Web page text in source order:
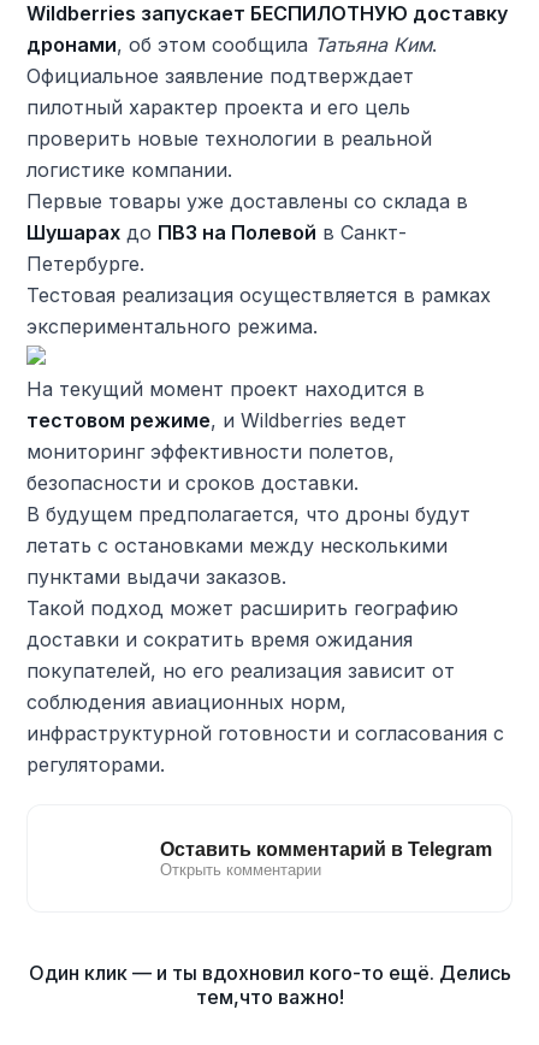
Wildberries запускает БЕСПИЛОТНУЮ доставку
дронами, об этом сообщила Татьяна Ким.
Официальное заявление подтверждает
пилотный характер проекта и его цель
проверить новые технологии в реальной
логистике компании.
Первые товары уже доставлены со склада в
Шушарах до ПВЗ на Полевой в Санкт-
Петербурге.
Тестовая реализация осуществляется в рамках
экспериментального режима.
На текущий момент проект находится в
тестовом режиме, и Wildberries ведет
мониторинг эффективности полетов,
безопасности и сроков доставки.
В будущем предполагается, что дроны будут
летать с остановками между несколькими
пунктами выдачи заказов.
Такой подход может расширить географию
доставки и сократить время ожидания
покупателей, но его реализация зависит от
соблюдения авиационных норм,
инфраструктурной готовности и согласования с
регуляторами.